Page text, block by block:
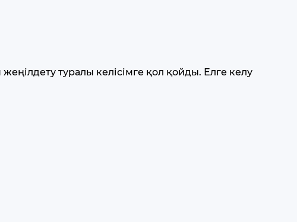
туралы келісімге қол қойды. Елге келу